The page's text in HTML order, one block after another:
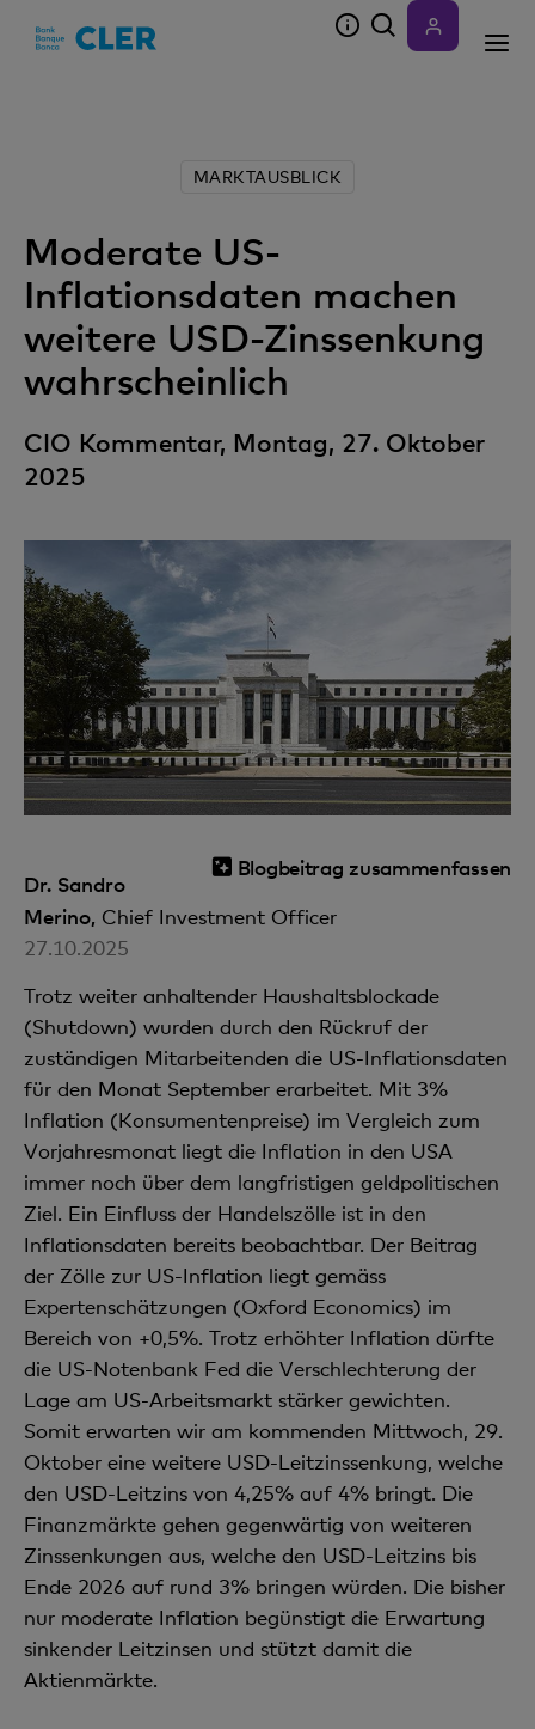
MARKTAUSBLICK
Moderate US-
Inflationsdaten machen
weitere USD-Zinssenkung
wahrscheinlich
CIO Kommentar, Montag, 27. Oktober
2025
Blogbeitrag zusammenfassen
Dr. Sandro
Merino, Chief Investment Officer
27.10.2025
Trotz weiter anhaltender Haushaltsblockade
(Shutdown) wurden durch den Rückruf der
zuständigen Mitarbeitenden die US-Inflationsdaten
für den Monat September erarbeitet. Mit 3%
Inflation (Konsumentenpreise) im Vergleich zum
Vorjahresmonat liegt die Inflation in den USA
immer noch über dem langfristigen geldpolitischen
Ziel. Ein Einfluss der Handelszölle ist in den
Inflationsdaten bereits beobachtbar. Der Beitrag
der Zölle zur US-Inflation liegt gemäss
Expertenschätzungen (Oxford Economics) im
Bereich von +0,5%. Trotz erhöhter Inflation dürfte
die US-Notenbank Fed die Verschlechterung der
Lage am US-Arbeitsmarkt stärker gewichten.
Somit erwarten wir am kommenden Mittwoch, 29.
Oktober eine weitere USD-Leitzinssenkung, welche
den USD-Leitzins von 4,25% auf 4% bringt. Die
Finanzmärkte gehen gegenwärtig von weiteren
Zinssenkungen aus, welche den USD-Leitzins bis
Ende 2026 auf rund 3% bringen würden. Die bisher
nur moderate Inflation begünstigt die Erwartung
sinkender Leitzinsen und stützt damit die
Aktienmärkte.